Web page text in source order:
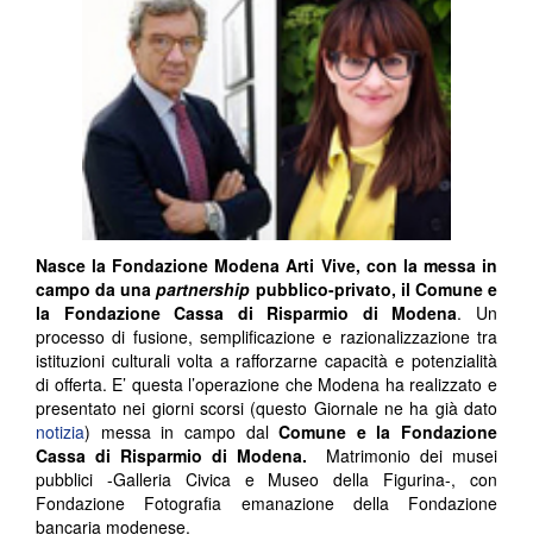
Nasce la Fondazione Modena Arti Vive, con la messa in
campo da unapartnership pubblico-privato, il Comune e
la Fondazione Cassa di Risparmio di Modena. Un
processo di fusione, semplificazione e razionalizzazione tra
istituzioni culturali volta a rafforzarne capacità e potenzialità
di offerta. E’ questa l’operazione che Modena ha realizzato e
presentato nei giorni scorsi (questo Giornale ne ha già dato
notizia) messa in campo dalComune e la Fondazione
Cassa di Risparmio di Modena. Matrimonio dei musei
pubblici -Galleria Civica e Museo della Figurina-, con
Fondazione Fotografia emanazione della Fondazione
bancaria modenese.